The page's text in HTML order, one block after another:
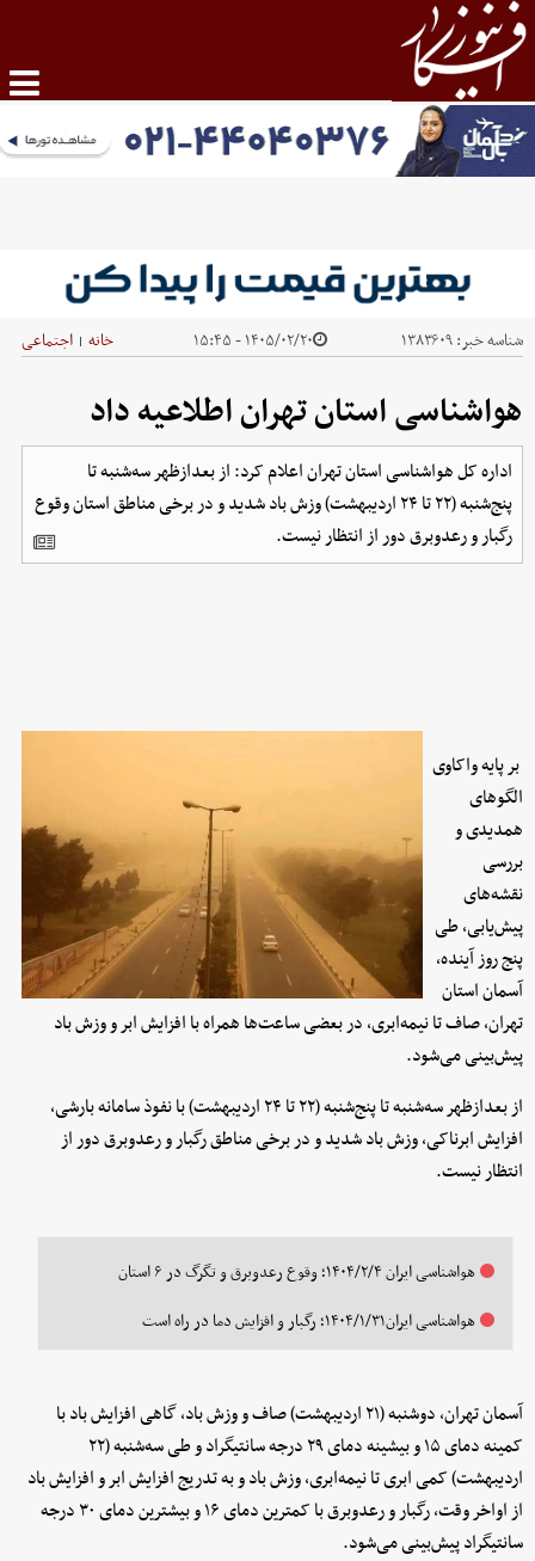
شناسه خبر:۱۳۸۳۶۰۹ ۱۴۰۵/۰۲/۲۰ - ۱۵:۴۵ خانه | اجتماعی
هواشناسی استان تهران اطلاعیه داد
اداره کل هواشناسی استان تهران اعلام کرد: از بعدازظهر سه‌شنبه تا
پنج‌شنبه (۲۲ تا ۲۴ اردیبهشت) وزش باد شدید و در برخی مناطق استان وقوع
رگبار و رعدوبرق دور از انتظار نیست.
بر پایه واکاوی
الگوهای
همدیدی و
بررسی
نقشه‌های
پیش‌یابی، طی
پنج روز آینده،
آسمان استان
تهران، صاف تا نیمه‌ابری، در بعضی ساعت‌ها همراه با افزایش ابر و وزش باد
پیش‌بینی می‌شود.
از بعدازظهر سه‌شنبه تا پنج‌شنبه (۲۲ تا ۲۴ اردیبهشت) با نفوذ سامانه بارشی،
افزایش ابرناکی، وزش باد شدید و در برخی مناطق رگبار و رعدوبرق دور از
انتظار نیست.
هواشناسی ایران ۱۴۰۴/۲/۴؛ وقوع رعدوبرق و تگرگ در ۶ استان
هواشناسی ایران۱۴۰۴/۱/۳۱؛ رگبار و افزایش دما در راه است
آسمان تهران، دوشنبه (۲۱ اردیبهشت) صاف و وزش باد، گاهی افزایش باد با
کمینه دمای ۱۵ و بیشینه دمای ۲۹ درجه سانتیگراد و طی سه‌شنبه (۲۲
اردیبهشت) کمی ابری تا نیمه‌ابری، وزش باد و به تدریج افزایش ابر و افزایش باد
از اواخر وقت، رگبار و رعدوبرق با کمترین دمای ۱۶ و بیشترین دمای ۳۰ درجه
سانتیگراد پیش‌بینی می‌شود.